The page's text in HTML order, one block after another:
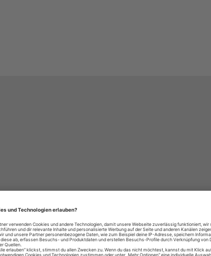
Einstellungen